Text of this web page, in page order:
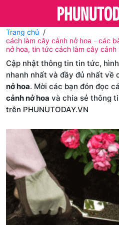
Trang chủ
cách làm cây cảnh nở hoa - các
nở hoa, tin tức cách làm cây cảnh
Cập nhật thông tin tin tức,
nhanh nhất và đầy đủ nhất về
nở hoa. Mời các bạn đón đọc
cảnh nở hoa và chia sẻ thông
trên PHUNUTODAY.VN